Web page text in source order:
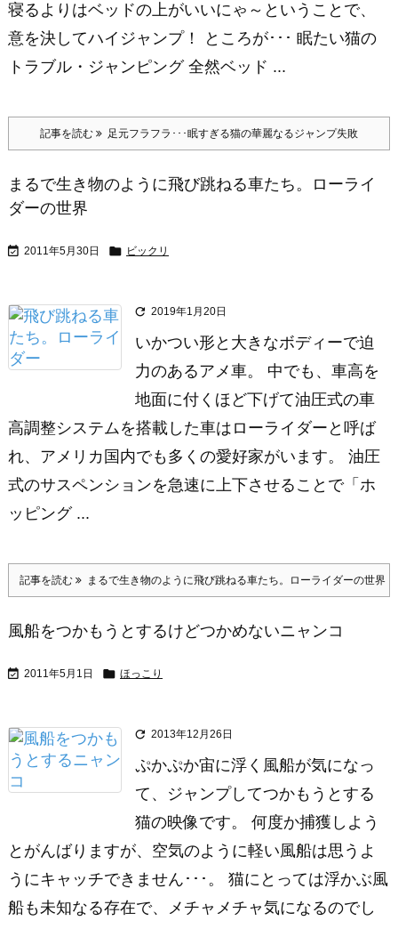
寝るよりはベッドの上がいいにゃ～ということで、
意を決してハイジャンプ！ ところが･･･ 眠たい猫の
トラブル・ジャンピング 全然ベッド ...
記事を読む 足元フラフラ･･･眠すぎる猫の華麗なるジャンプ失敗
まるで生き物のように飛び跳ねる車たち。ローライ
ダーの世界
 2011年5月30日  ビックリ
 2019年1月20日
いかつい形と大きなボディーで迫
力のあるアメ車。 中でも、車高を
地面に付くほど下げて油圧式の車
高調整システムを搭載した車はローライダーと呼ば
れ、アメリカ国内でも多くの愛好家がいます。 油圧
式のサスペンションを急速に上下させることで「ホ
ッピング ...
記事を読む まるで生き物のように飛び跳ねる車たち。ローライダーの世界
風船をつかもうとするけどつかめないニャンコ
 2011年5月1日  ほっこり
 2013年12月26日
ぷかぷか宙に浮く風船が気になっ
て、ジャンプしてつかもうとする
猫の映像です。 何度か捕獲しよう
とがんばりますが、空気のように軽い風船は思うよ
うにキャッチできません･･･。 猫にとっては浮かぶ風
船も未知なる存在で、メチャメチャ気になるのでし